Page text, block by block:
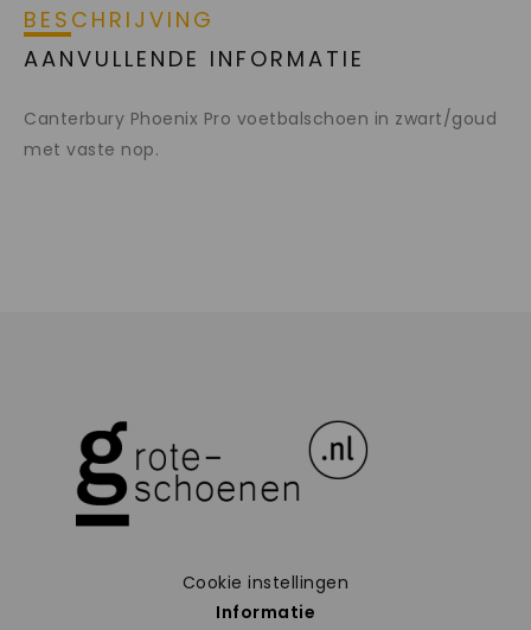
BESCHRIJVING
AANVULLENDE INFORMATIE
Canterbury Phoenix Pro voetbalschoen in zwart/goud
met vaste nop.
Cookie instellingen
Informatie